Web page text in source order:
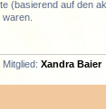
(basierend auf den
Xandra Baier